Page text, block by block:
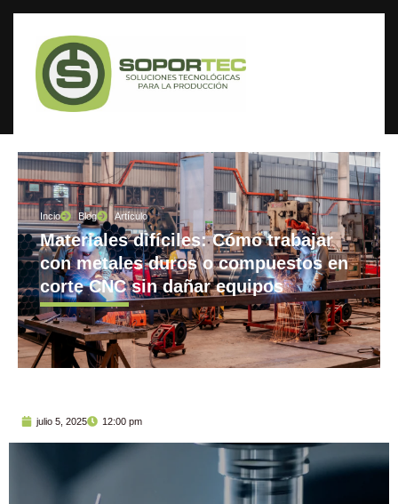
Incio Blog Artículo
Materiales difíciles: Cómo trabajar
con metales duros o compuestos en
corte CNC sin dañar equipos
julio 5, 2025 12:00 pm